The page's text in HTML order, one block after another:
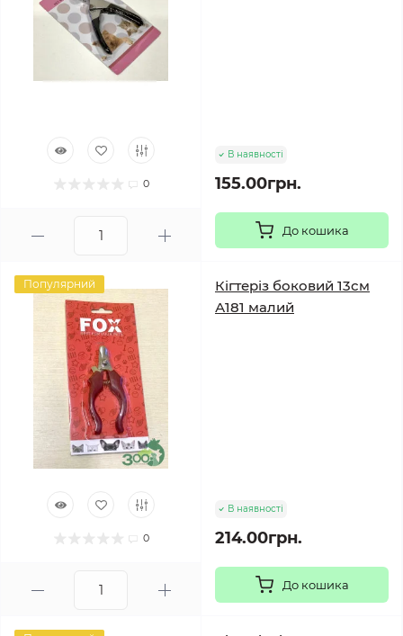
0
В наявності
155.00грн.
До кошика
Популярний
0
Кігтеріз боковий 13см
А181 малий
В наявності
214.00грн.
До кошика